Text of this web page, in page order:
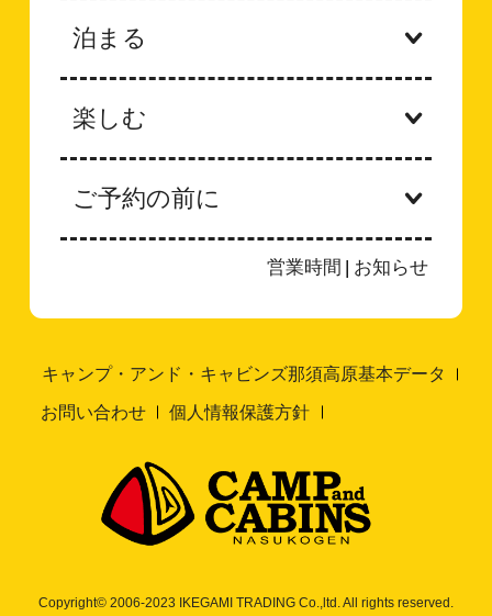
泊まる
楽しむ
ご予約の前に
営業時間 | お知らせ
キャンプ・アンド・キャビンズ那須高原基本データ
お問い合わせ 個人情報保護方針
Copyright© 2006-2023 IKEGAMI TRADING Co.,ltd. All rights reserved.